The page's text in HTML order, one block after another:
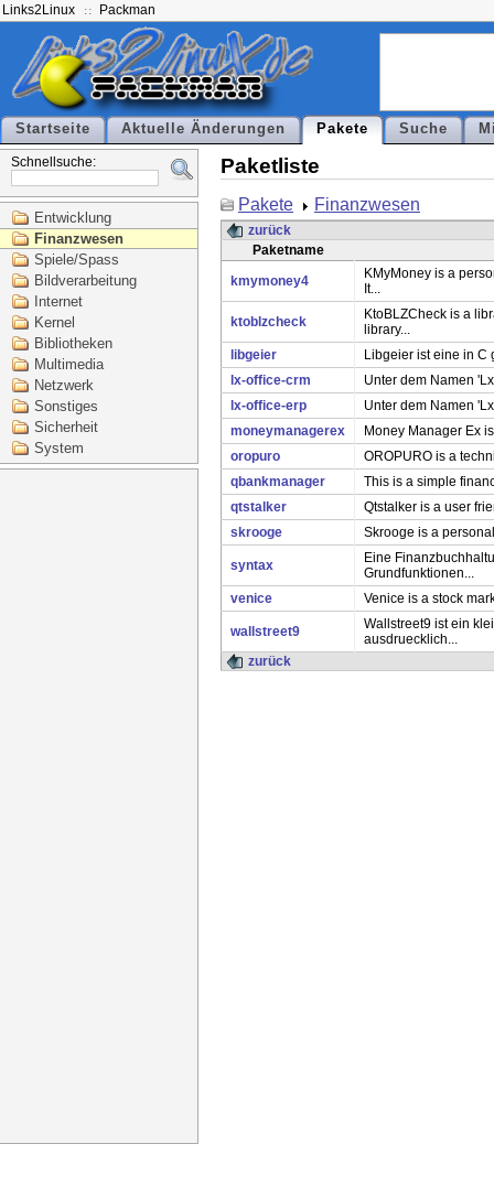
Links2Linux Packman
Startseite Aktuelle Änderungen Pakete Suche
Schnellsuche:
Entwicklung
Finanzwesen
Spiele/Spass
Bildverarbeitung
Internet
Kernel
Bibliotheken
Multimedia
Netzwerk
Sonstiges
Sicherheit
System
Paketliste
Pakete Finanzwesen
zurück
Paketname
kmymoney4
KMyMoney is a
It...
ktoblzcheck
KtoBLZCheck is a
library...
libgeier
Libgeier ist eine in C
lx-office-crm
Unter dem Namen
lx-office-erp
Unter dem Namen
moneymanagerex
Money Manager Ex
oropuro
OROPURO is a
qbankmanager
This is a simple
qtstalker
Qtstalker is a user
skrooge
Skrooge is a
syntax
Eine
Grundfunktionen...
venice
Venice is a stock
wallstreet9
Wallstreet9 ist ein
ausdruecklich...
zurück